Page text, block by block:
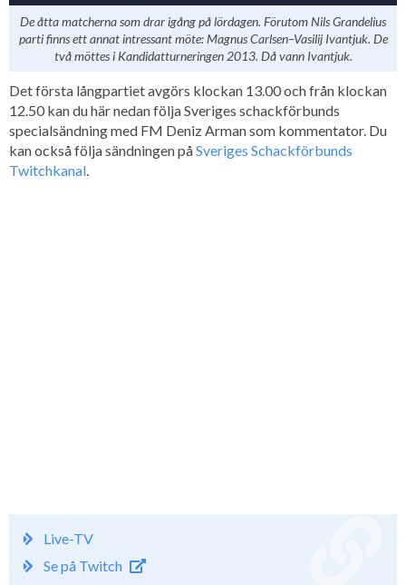
De åtta matcherna som drar igång på lördagen. Förutom Nils Grandelius
parti finns ett annat intressant möte: Magnus Carlsen–Vasilij Ivantjuk. De
två möttes i Kandidatturneringen 2013. Då vann Ivantjuk.
Det första långpartiet avgörs klockan 13.00 och från klockan
12.50 kan du här nedan följa Sveriges schackförbunds
specialsändning med FM Deniz Arman som kommentator. Du
kan också följa sändningen påSveriges Schackförbunds
Twitchkanal.
Live-TV
Se på Twitch